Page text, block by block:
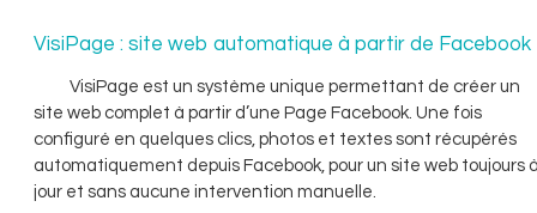
VisiPage : site web automatique à partir de Facebook
VisiPage est un système unique permettant de créer un
site web complet à partir d’une Page Facebook. Une fois
configuré en quelques clics, photos et textes sont récupérés
automatiquement depuis Facebook, pour un site web toujours
jour et sans aucune intervention manuelle.